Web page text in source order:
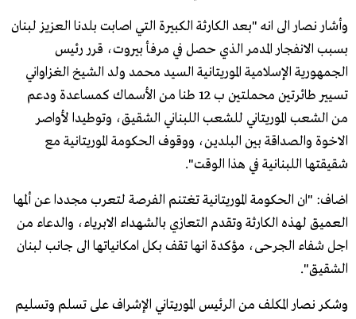
وأشار نصار الى انه "بعد الكارثة الكبيرة التي اصابت بلدنا العزيز لبنان
بسبب الانفجار المدمر الذي حصل في مرفأ بيروت، قرر رئيس
الجمهورية الإسلامية الموريتانية السيد محمد ولد الشيخ الغزاواني
تسيير طائرتين محملتين ب 12 طنا من الأسماك كمساعدة ودعم
من الشعب الموريتاني للشعب اللبناني الشقيق، وتوطيدا لأواصر
الاخوة والصداقة بين البلدين، ووقوف الحكومة الموريتانية مع
شقيقتها اللبنانية في هذا الوقت".
اضاف: "ان الحكومة الموريتانية تغتنم الفرصة لتعرب مجددا عن ألمها
العميق لهذه الكارثة وتقدم التعازي بالشهداء الابرياء، والدعاء من
اجل شفاء الجرحى، مؤكدة انها تقف بكل امكانياتها الى جانب لبنان
الشقيق".
وشكر نصار المكلف من الرئيس الموريتاني الإشراف على تسلم وتسليم